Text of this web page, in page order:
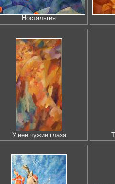
Ностальгия
У неё чужие глаза